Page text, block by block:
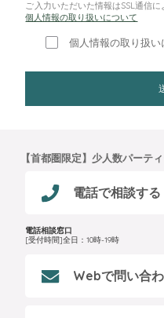
ご入力いただいた情報はSSL通信
個人情報の取り扱いについて
個人情報の取り扱い
【首都圏限定】少人数パーテ
電話で相談する
電話相談窓口
[受付時間]全日：10時-19時
Webで問い合